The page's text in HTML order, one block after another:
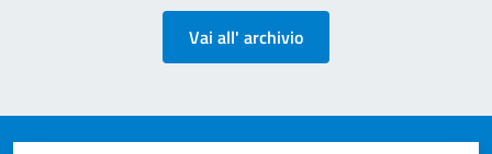
Vai all' archivio